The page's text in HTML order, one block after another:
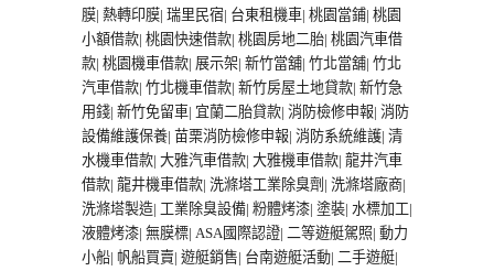
膜| 熱轉印膜| 瑞里民宿| 台東租機車| 桃園當鋪| 桃園
小額借款| 桃園快速借款| 桃園房地二胎| 桃園汽車借
款| 桃園機車借款| 展示架| 新竹當舖| 竹北當舖| 竹北
汽車借款| 竹北機車借款| 新竹房屋土地貸款| 新竹急
用錢| 新竹免留車| 宜蘭二胎貸款| 消防檢修申報| 消防
設備維護保養| 苗栗消防檢修申報| 消防系統維護| 清
水機車借款| 大雅汽車借款| 大雅機車借款| 龍井汽車
借款| 龍井機車借款| 洗滌塔工業除臭劑 | 洗滌塔廠商|
洗滌塔製造| 工業除臭設備| 粉體烤漆| 塗裝| 水標加工|
液體烤漆| 無膜標| ASA國際認證| 二等遊艇駕照| 動力
小船| 帆船買賣| 遊艇銷售| 台南遊艇活動| 二手遊艇|